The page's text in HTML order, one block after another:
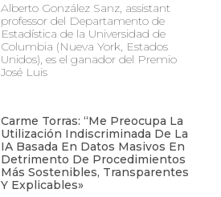
Alberto González Sanz, assistant
professor del Departamento de
Estadística de la Universidad de
Columbia (Nueva York, Estados
Unidos), es el ganador del Premio
José Luis
Carme Torras: “Me Preocupa La
Utilización Indiscriminada De La
IA Basada En Datos Masivos En
Detrimento De Procedimientos
Más Sostenibles, Transparentes
Y Explicables»